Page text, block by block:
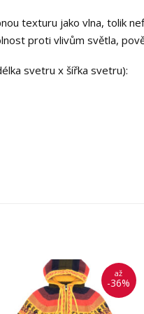
texturu jako vlna, tolik
proti vlivům světla,
svetru x šířka svetru):
až
-36%